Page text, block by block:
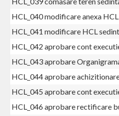
HCL_040 modificare anexa
HCL_041 modificare HCL
HCL_042 aprobare cont
HCL_043 aprobare
HCL_044 aprobare
HCL_045 aprobare cont
HCL_046 aprobare rectificare